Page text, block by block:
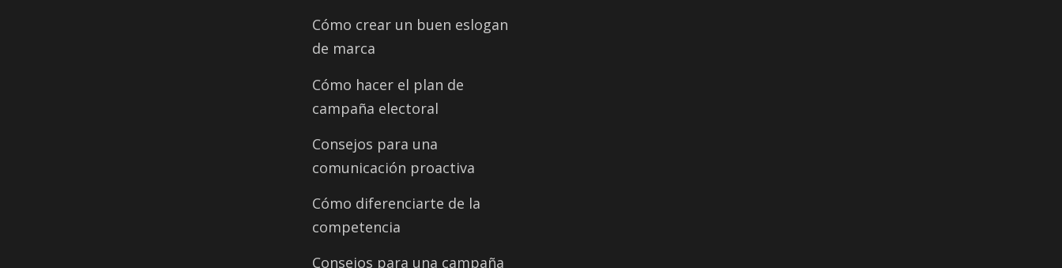
Cómo crear un buen eslogan
de marca
Cómo hacer el plan de
campaña electoral
Consejos para una
comunicación proactiva
Cómo diferenciarte de la
competencia
Consejos para una campaña